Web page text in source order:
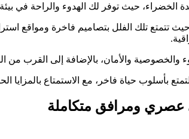
حيث توفر لك الهدوء والراحة في
تلك الفلل بتصاميم فاخرة ومواقع
والأمان، بالإضافة إلى القرب من
بأسلوب حياة فاخر، مع الاستمتاع بالمزايا
ومرافق متكاملة